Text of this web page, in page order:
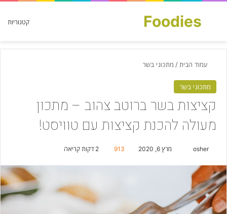
קטגוריות Foodies
חפש עבור
עמוד הבית / מתכוני בשר
מתכוני בשר
קציצות בשר ברוטב צהוב – מתכון
מעולה להכנת קציצות עם טוויסט!
osher
a
n
מרץ 6, 2020 913